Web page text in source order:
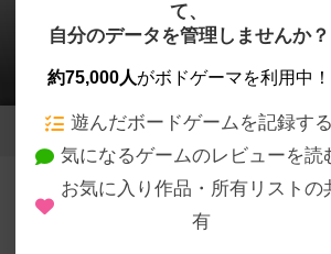
スタディ将棋
0件の掲示板
2 2
ログインするとスタディ将棋に関する掲示板の作成
出来るようになります。ルールの疑問やエラッタ情
し辛い曖昧な表記等について会員同士で自由にコミ
て、
自分のデータを管理しませんか？
約75,000人がボドゲーマを利用中！
遊んだボードゲームを記録する
気になるゲームのレビューを読
お気に入り作品・所有リストの
有